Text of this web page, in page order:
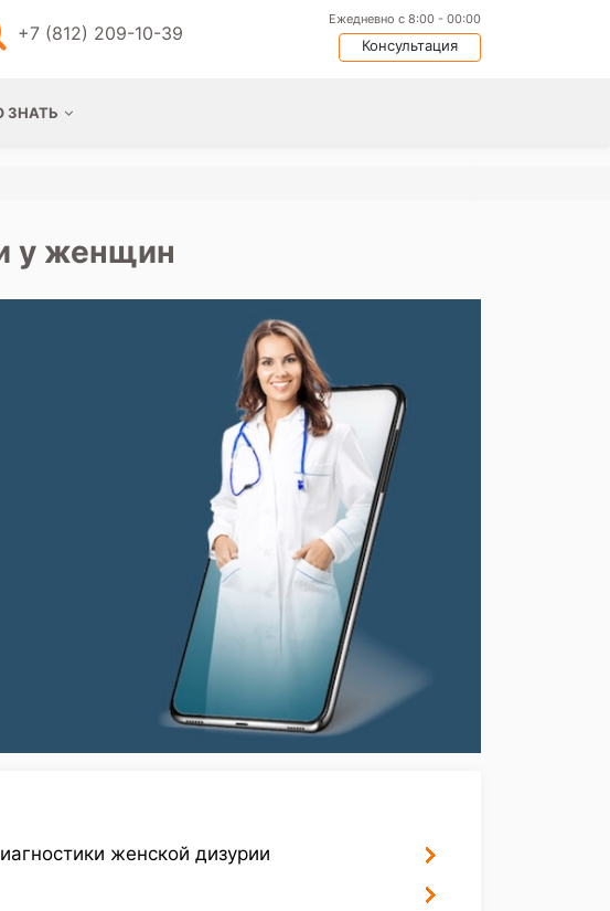
+7 (812) 209-10-39
Ежедневно с 8:00 - 00:00
Консультация
ЗНАТЬ
у женщин
женской дизурии